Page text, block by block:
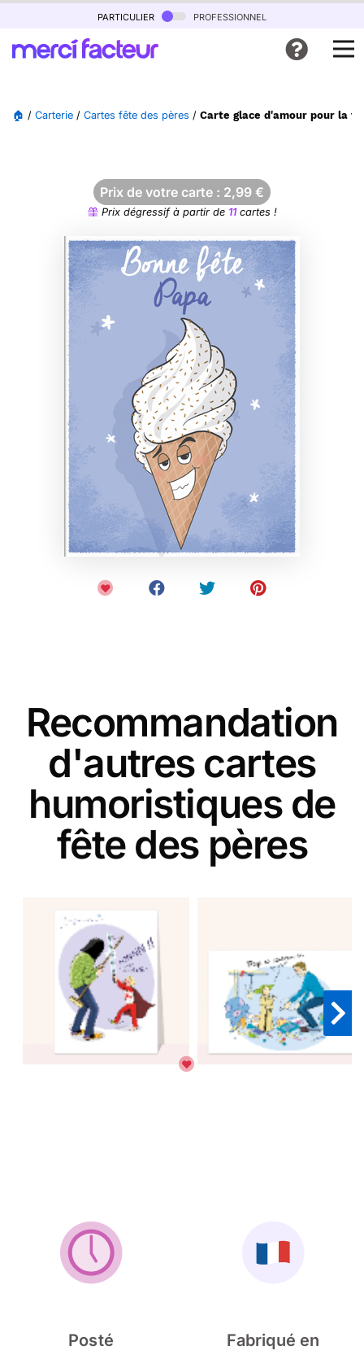
particulier professionnel
🏠 / Carterie / Cartes fête des pères / Carte glace d'amour pour la
Prix de votre carte : 2,99 €
Prix dégressif à partir de 11cartes !
Recommandation
d'autres cartes
humoristiques de
fête des pères
Posté
Fabriqué en